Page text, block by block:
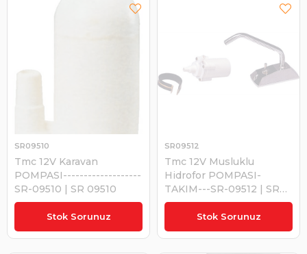
Stok Sorunuz
Tmc 12V Karavan
POMPASI-------------------
SR-09510 | SR 09510
SR09510
₺644,11 Stok Sorunuz
Tmc 12V Musluklu
Hidrofor POMPASI-
TAKIM---SR-09512 | SR
09512
SR09512
₺1.836,90